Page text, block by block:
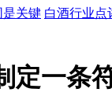
是关键 白酒行业点
缘化 内蒙古世纪
定一条